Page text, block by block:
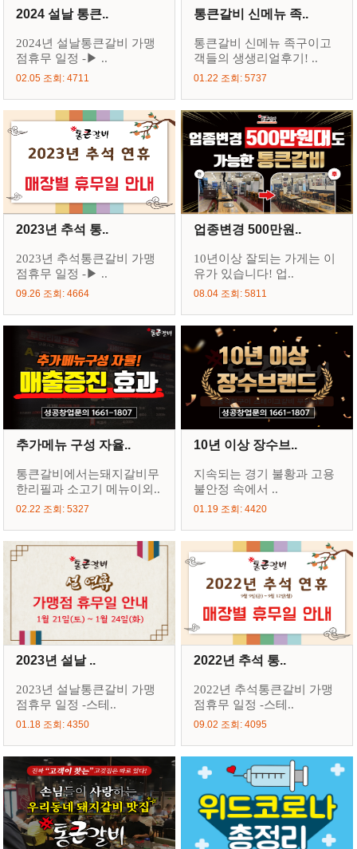
2024 설날 통큰..
2024년 설날통큰갈비 가맹
점휴무 일정 -▶ ..
02.05 조회: 4711
통큰갈비 신메뉴 족..
통큰갈비 신메뉴 족구이고
객들의 생생리얼후기! ..
01.22 조회: 5737
2023년 추석 통..
2023년 추석통큰갈비 가맹
점휴무 일정 -▶ ..
09.26 조회: 4664
업종변경 500만원..
10년이상 잘되는 가게는 이
유가 있습니다! 업..
08.04 조회: 5811
추가메뉴 구성 자율..
통큰갈비에서는돼지갈비무
한리필과 소고기 메뉴이외..
02.22 조회: 5327
10년 이상 장수브..
지속되는 경기 불황과 고용
불안정 속에서 ..
01.19 조회: 4420
2023년 설날 ..
2023년 설날통큰갈비 가맹
점휴무 일정 -스테..
01.18 조회: 4350
2022년 추석 통..
2022년 추석통큰갈비 가맹
점휴무 일정 -스테..
09.02 조회: 4095